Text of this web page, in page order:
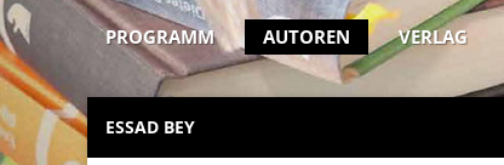
PROGRAMM AUTOREN VERLAG
ESSAD BEY